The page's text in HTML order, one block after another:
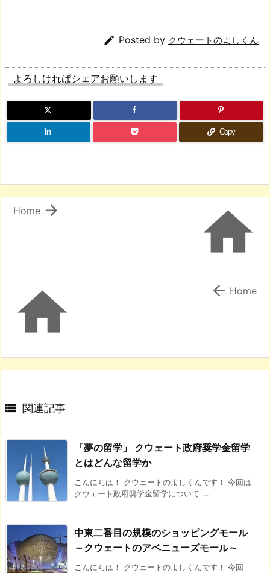
 Posted by クウェートのよしくん
よろしければシェアお願いします
Copy


Home
  Home
 関連記事
「夢の留学」 クウェート政府奨学金留学
とはどんな留学か
こんにちは！ クウェートのよしくんです！ 今回は
クウェート政府奨学金留学について ...
中東二番目の規模のショッピングモール
～クウェートのアベニューズモール～
こんにちは！ クウェートのよしくんです！ 今回